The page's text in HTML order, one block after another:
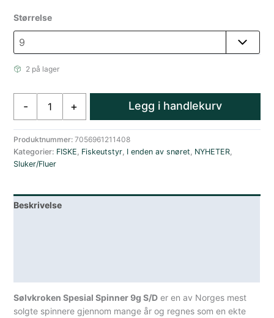
Størrelse
2 på lager
-
9
g
sølv
prikker
antall
+ Legg i handlekurv
Produktnummer:7056961211408
Kategorier: FISKE, Fiskeutstyr, I enden av snøret, NYHETER,
Sluker/Fluer
Beskrivelse
Sølvkroken Spesial Spinner 9g S/D er en av Norges mest
solgte spinnere gjennom mange år og regnes som en ekte